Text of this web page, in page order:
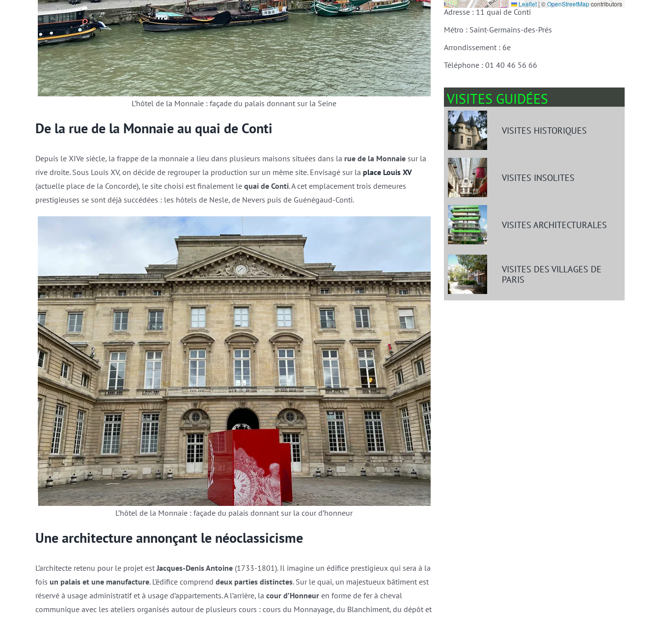
L’hôtel de la Monnaie : façade du palais donnant sur la Seine
De la rue de la Monnaie au quai de Conti
Depuis le XIVe siècle, la frappe de la monnaie a lieu dans plusieurs maisons situées dans la rue de la Monnaiesur la
rive droite. Sous Louis XV, on décide de regrouper la production sur un même site. Envisagé sur la place Louis XV
(actuelle place de la Concorde), le site choisi est finalement le quai de Conti. A cet emplacement trois demeures
prestigieuses se sont déjà succédées : les hôtels de Nesle, de Nevers puis de Guénégaud-Conti.
L’hôtel de la Monnaie : façade du palais donnant sur la cour d’honneur
Une architecture annonçant le néoclassicisme
L’architecte retenu pour le projet est Jacques-Denis Antoine(1733-1801). Il imagine un édifice prestigieux qui sera à la
fois un palais et une manufacture. L’édifice comprend deux parties distinctes. Sur le quai, un majestueux bâtiment est
réservé à usage administratif et à usage d’appartements. A l’arrière, la cour d’Honneuren forme de fer à cheval
communique avec les ateliers organisés autour de plusieurs cours : cours du Monnayage, du Blanchiment, du dépôt et
Leaflet |©OpenStreetMapcontributors
Adresse : 11 quai de Conti
Métro : Saint-Germains-des-Prés
Arrondissement : 6e
Téléphone : 01 40 46 56 66
VISITES GUIDÉES
VISITES HISTORIQUES
VISITES INSOLITES
VISITES ARCHITECTURALES
VISITES DES VILLAGES DE
PARIS